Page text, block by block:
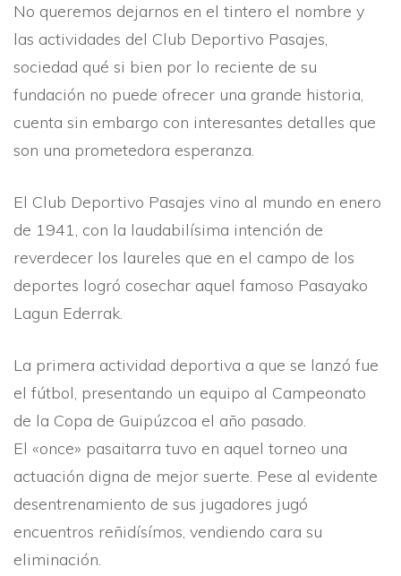
No queremos dejarnos en el tintero el nombre y
las actividades del Club Deportivo Pasajes,
sociedad qué si bien por lo reciente de su
fundación no puede ofrecer una grande historia,
cuenta sin embargo con interesantes detalles que
son una prometedora esperanza.
El Club Deportivo Pasajes vino al mundo en enero
de 1941, con la laudabilí­sima intención de
reverdecer los laureles que en el campo de los
deportes logró cosechar aquel famoso Pasayako
Lagun Ederrak.
La primera actividad deportiva a que se lanzó fue
el fútbol, presentando un equipo al Campeonato
de la Copa de Guipúzcoa el año pasado.
El «once» pasaitarra tuvo en aquel torneo una
actuación digna de mejor suerte. Pese al evidente
desentrenamiento de sus jugadores jugó
encuentros reñidí­sí­mos, vendiendo cara su
eliminación.